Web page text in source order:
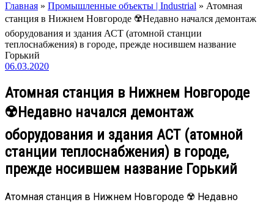
Главная » Промышленные объекты | Industrial » Атомная
станция в Нижнем Новгороде ☢️Недавно начался демонтаж
оборудования и здания АСТ (атомной станции
теплоснабжения) в городе, прежде носившем название
Горький
06.03.2020
Атомная станция в Нижнем Новгороде
☢️Недавно начался демонтаж
оборудования и здания АСТ (атомной
станции теплоснабжения) в городе,
прежде носившем название Горький
Атомная станция в Нижнем Новгороде ☢️ Недавно